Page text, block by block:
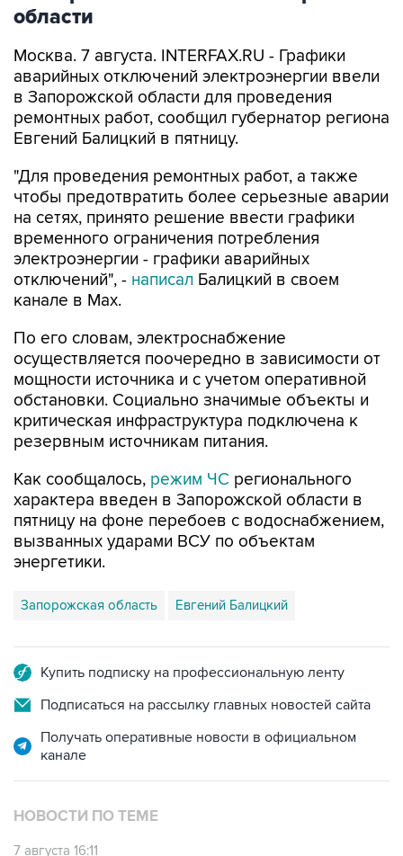
области
Москва. 7 августа. INTERFAX.RU - Графики
аварийных отключений электроэнергии ввели
в Запорожской области для проведения
ремонтных работ, сообщил губернатор региона
Евгений Балицкий в пятницу.
"Для проведения ремонтных работ, а также
чтобы предотвратить более серьезные аварии
на сетях, принято решение ввести графики
временного ограничения потребления
электроэнергии - графики аварийных
отключений", - написал Балицкий в своем
канале в Max.
По его словам, электроснабжение
осуществляется поочередно в зависимости от
мощности источника и с учетом оперативной
обстановки. Социально значимые объекты и
критическая инфраструктура подключена к
резервным источникам питания.
Как сообщалось, режим ЧС регионального
характера введен в Запорожской области в
пятницу на фоне перебоев с водоснабжением,
вызванных ударами ВСУ по объектам
энергетики.
Запорожская область Евгений Балицкий
Купить подписку на профессиональную ленту
Подписаться на рассылку главных новостей сайта
Получать оперативные новости в официальном
канале
НОВОСТИ ПО ТЕМЕ
7 августа 16:11